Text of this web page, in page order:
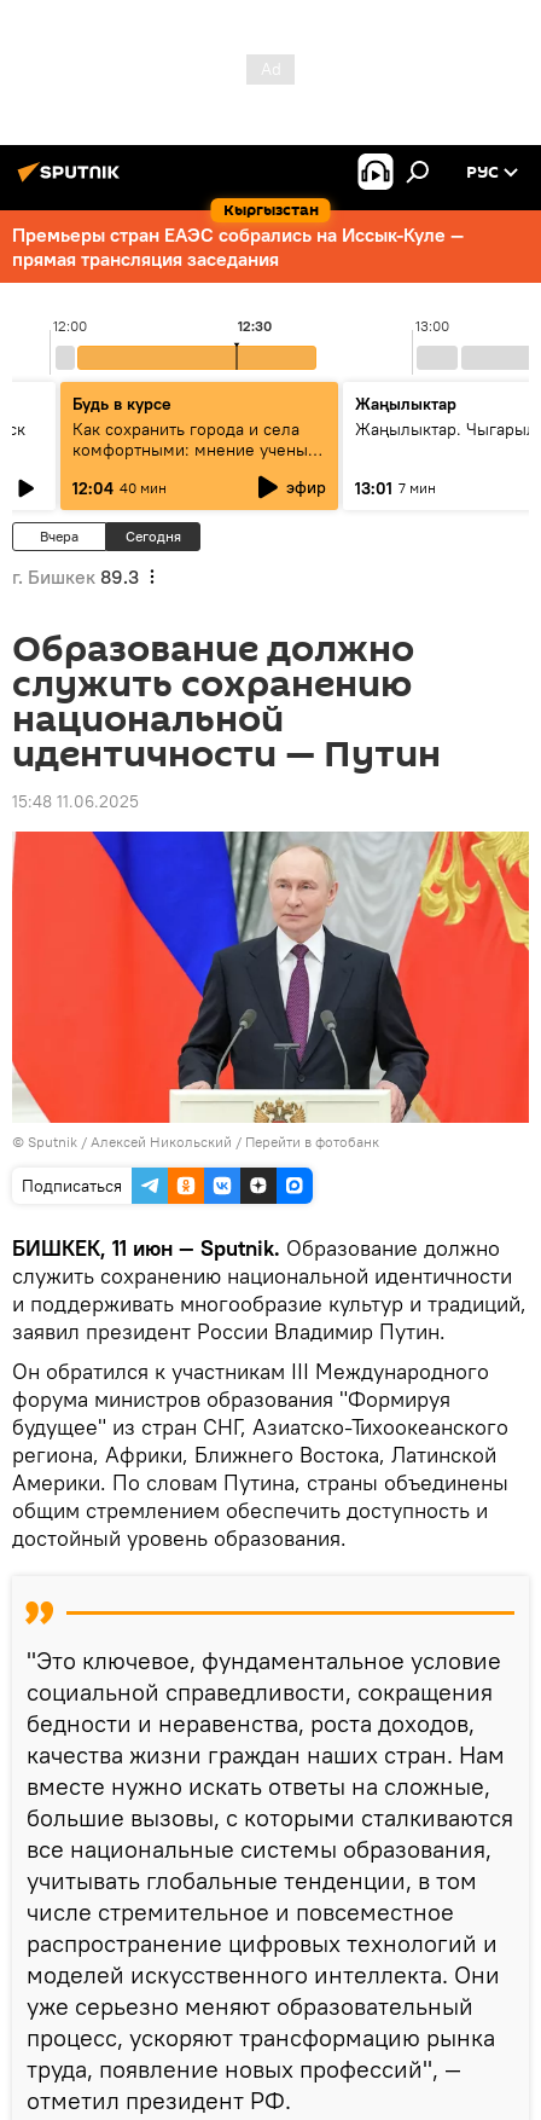
Кыргызстан
РУС
Премьеры стран ЕАЭС собрались на Иссык-Куле —
прямая трансляция заседания
12:00 13:00
12:30
Будь в курсе
Как сохранить города и села
комфортными: мнение ученых
12:04 40 мин эфир
Жаңылыктар
Жаңылыктар.
13:01 7 мин
Вчера Сегодня
г. Бишкек 89.3
Образование должно
служить сохранению
национальной
идентичности — Путин
15:48 11.06.2025
© Sputnik / Алексей Никольский / Перейти в фотобанк
Подписаться
БИШКЕК, 11 июн — Sputnik. Образование должно
служить сохранению национальной идентичности
и поддерживать многообразие культур и традиций,
заявил президент России Владимир Путин.
Он обратился к участникам III Международного
форума министров образования "Формируя
будущее" из стран СНГ, Азиатско-Тихоокеанского
региона, Африки, Ближнего Востока, Латинской
Америки. По словам Путина, страны объединены
общим стремлением обеспечить доступность и
достойный уровень образования.
"Это ключевое, фундаментальное условие
социальной справедливости, сокращения
бедности и неравенства, роста доходов,
качества жизни граждан наших стран. Нам
вместе нужно искать ответы на сложные,
большие вызовы, с которыми сталкиваются
все национальные системы образования,
учитывать глобальные тенденции, в том
числе стремительное и повсеместное
распространение цифровых технологий и
моделей искусственного интеллекта. Они
уже серьезно меняют образовательный
процесс, ускоряют трансформацию рынка
труда, появление новых профессий", —
отметил президент РФ.